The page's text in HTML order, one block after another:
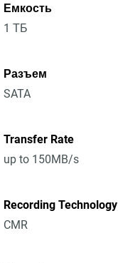
Емкость
1 ТБ
Разъем
SATA
Transfer Rate
up to 150MB/s
Recording Technology
CMR